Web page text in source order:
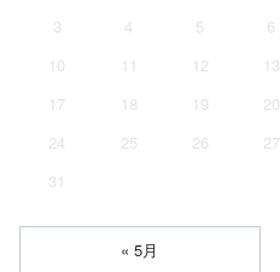
3
4 5 6
10
11 12 13
17
18 19 20
24
25 26 27
31
« 5月